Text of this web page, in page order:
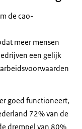
de cao-
meer mensen
een gelijk
goed functioneert,
72% van de
drempel van 80%